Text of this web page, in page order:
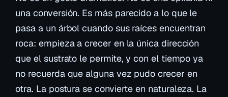
una conversión. Es más parecido a lo que le
pasa a un árbol cuando sus raíces encuentran
roca: empieza a crecer en la única dirección
que el sustrato le permite, y con el tiempo ya
no recuerda que alguna vez pudo crecer en
otra. La postura se convierte en naturaleza. La